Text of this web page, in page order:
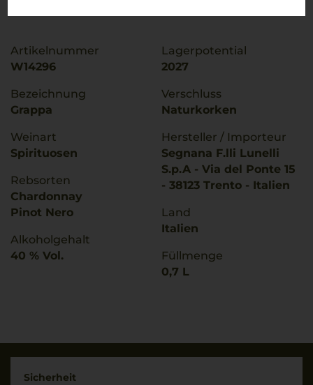
Artikelnummer
W14296
Bezeichnung
Grappa
Weinart
Spirituosen
Rebsorten
Chardonnay
Pinot Nero
Alkoholgehalt
40 % Vol.
Lagerpotential
2027
Verschluss
Naturkorken
Hersteller / Importeur
Segnana F.lli Lunelli
S.p.A - Via del Ponte 15
- 38123 Trento - Italien
Land
Italien
Füllmenge
0,7 L
Sicherheit